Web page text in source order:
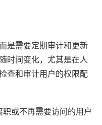
是需要定期审计和更新
时间变化，尤其是在人
查和审计用户的权限配
职或不再需要访问的用户